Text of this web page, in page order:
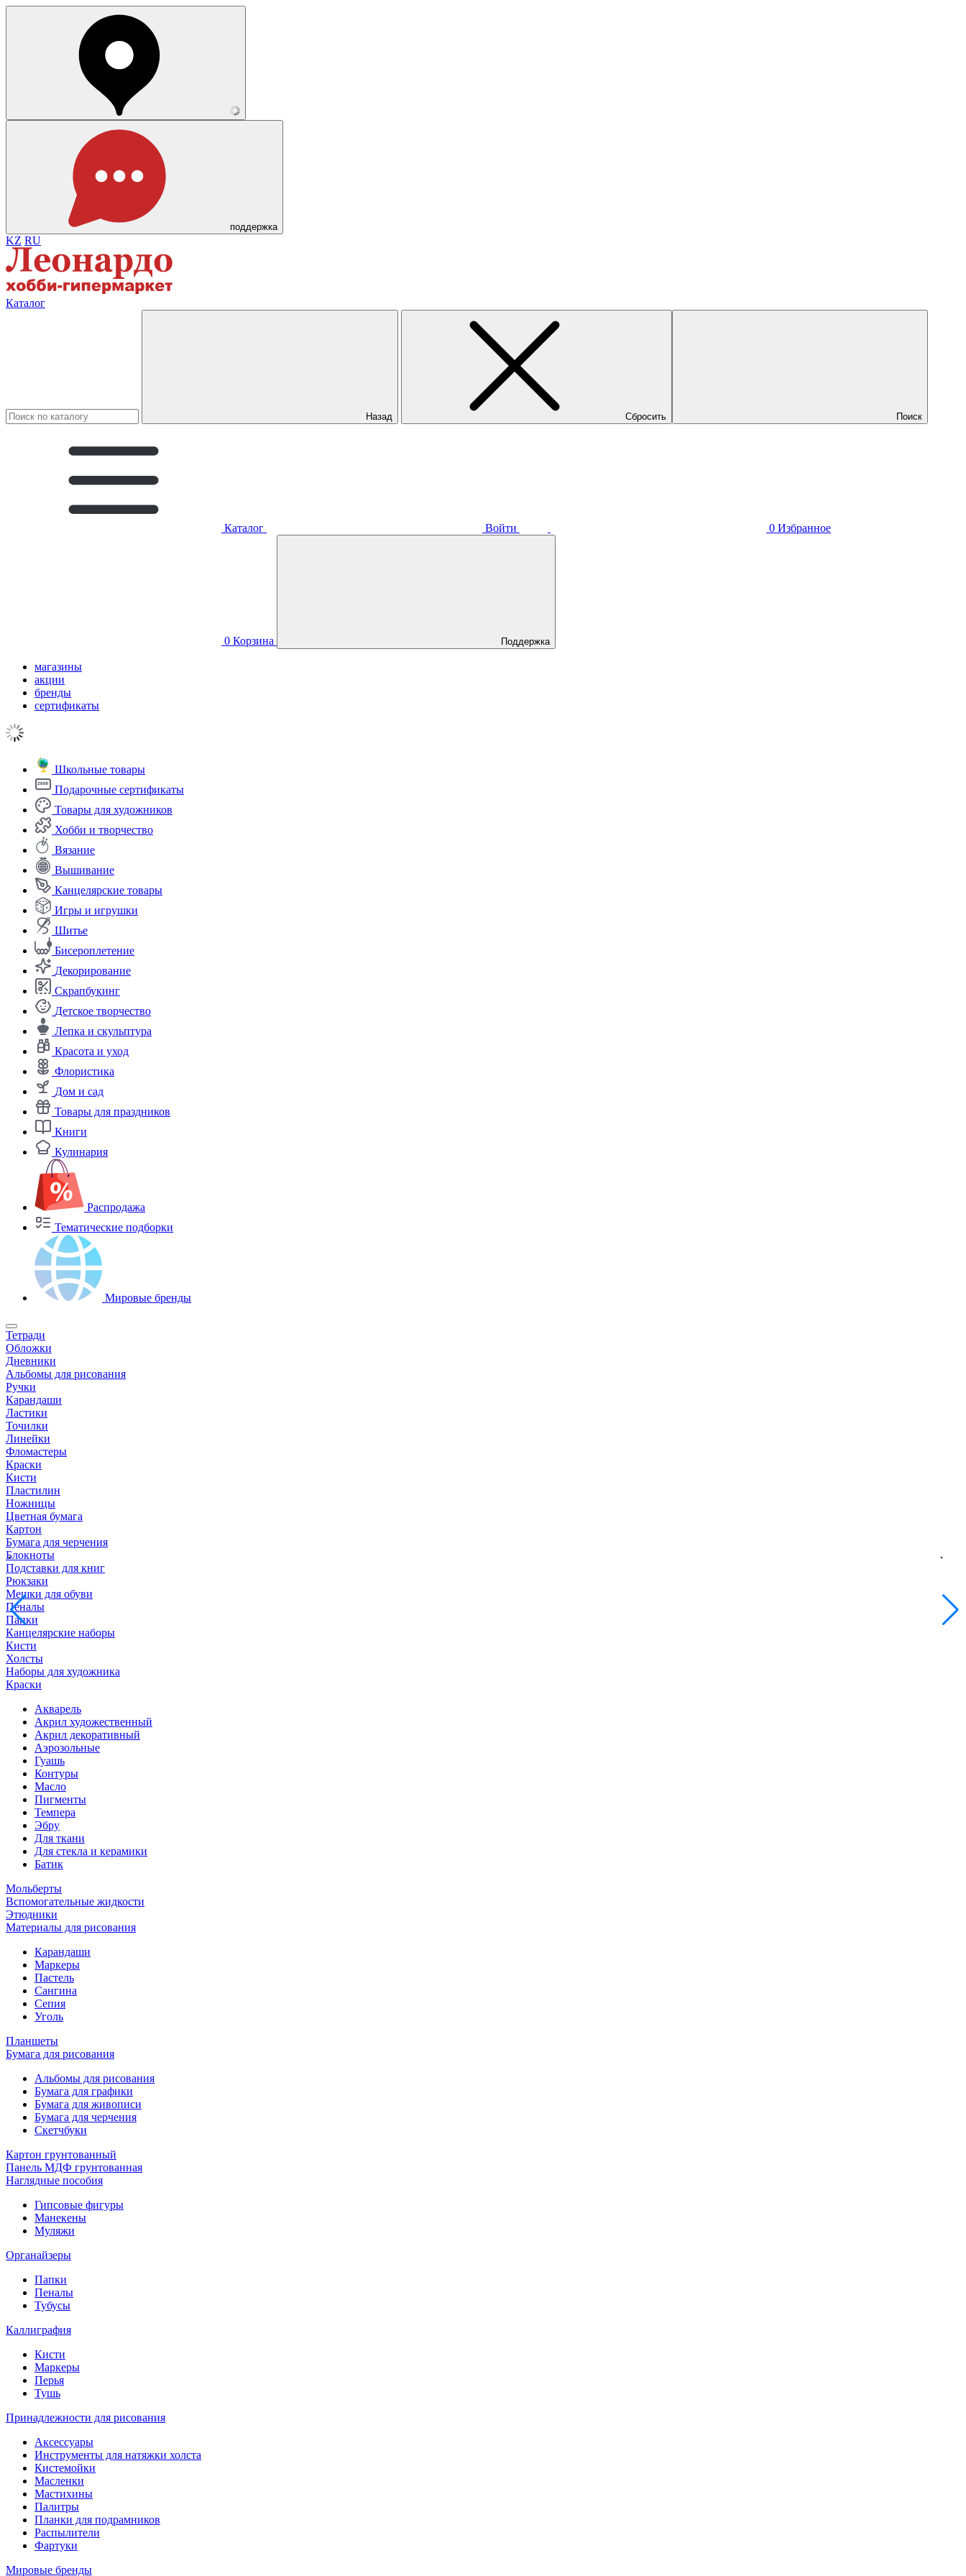
поддержка
KZ RU
Каталог
Назад Сбросить Поиск
Каталог Войти 0 Избранное
0 Корзина Поддержка
магазины
акции
бренды
сертификаты
Школьные товары
Подарочные сертификаты
Товары для художников
Хобби и творчество
Вязание
Вышивание
Канцелярские товары
Игры и игрушки
Шитье
Бисероплетение
Декорирование
Скрапбукинг
Детское творчество
Лепка и скульптура
Красота и уход
Флористика
Дом и сад
Товары для праздников
Книги
Кулинария
Распродажа
Тематические подборки
Мировые бренды
Тетради
Обложки
Дневники
Альбомы для рисования
Ручки
Карандаши
Ластики
Точилки
Линейки
Фломастеры
Краски
Кисти
Пластилин
Ножницы
Цветная бумага
Картон
Бумага для черчения
Блокноты
Подставки для книг
Рюкзаки
Мешки для обуви
Пеналы
Папки
Канцелярские наборы
Кисти
Холсты
Наборы для художника
Краски
Акварель
Акрил художественный
Акрил декоративный
Аэрозольные
Гуашь
Контуры
Масло
Пигменты
Темпера
Эбру
Для ткани
Для стекла и керамики
Батик
Мольберты
Вспомогательные жидкости
Этюдники
Материалы для рисования
Карандаши
Маркеры
Пастель
Сангина
Сепия
Уголь
Планшеты
Бумага для рисования
Альбомы для рисования
Бумага для графики
Бумага для живописи
Бумага для черчения
Скетчбуки
Картон грунтованный
Панель МДФ грунтованная
Наглядные пособия
Гипсовые фигуры
Манекены
Муляжи
Органайзеры
Папки
Пеналы
Тубусы
Каллиграфия
Кисти
Маркеры
Перья
Тушь
Принадлежности для рисования
Аксессуары
Инструменты для натяжки холста
Кистемойки
Масленки
Мастихины
Палитры
Планки для подрамников
Распылители
Фартуки
Мировые бренды